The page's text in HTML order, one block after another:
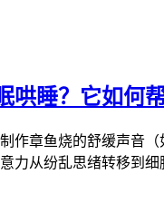
哄睡？它如何帮
作章鱼烧的舒缓声音
力从纷乱思绪转移到